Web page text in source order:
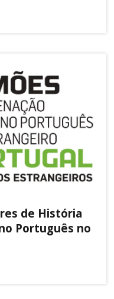
de História
Português no